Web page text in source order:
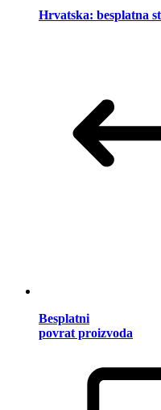
Hrvatska: besplatna
Besplatni
povrat proizvoda